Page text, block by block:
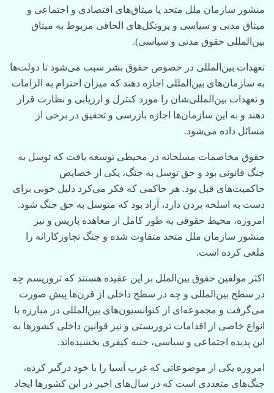
منشور سازمان ملل متحد یا میثاق‌های اقتصادی و اجتماعی و
میثاق مدنی و سیاسی و پروتکل‌های الحاقی مربوط به میثاق
بین‌المللی حقوق مدنی و سیاسی).
تعهدات بین‌المللی در خصوص حقوق بشر سبب می‌شود تا دولت‌ها
به سازمان‌های بین‌المللی اجازه دهند که میزان احترام به الزامات
و تعهدات بین‌المللی‌شان را مورد کنترل و ارزیابی و نظارت قرار
دهند و به این سازمان‌ها اجازه بازرسی و تحقیق در برخی از
مسائل داده می‌شود.
حقوق مخاصمات مسلحانه در محیطی توسعه یافت که توسل به
جنگ قانونی بود و حق توسل به جنگ، یکی از خصایص
حاکمیت‌های قبل بود. هر حاکمی که فکر می‌کرد دلیل خوبی برای
دست به اسلحه بردن دارد، آزاد بود که متوسل به حق جنگ شود.
امروزه، محیط حقوقی به طور کامل از معاهده پاریس و نیز
منشور سازمان ملل متحد متفاوت شده و جنگ تجاوزکارانه را
ملغی کرده است.
اکثر مولفین حقوق بین‌الملل بر این عقیده هستند که تروریسم چه
در سطح بین‌المللی و چه در سطح داخلی از قرن‌ها پیش صورت
می‌گرفت و مجموعه‌ای از کنوانسیون‌های بین‌المللی در مبارزه با
انواع خاصی از اقدامات تروریستی و نیز قوانین داخلی کشورها به
این پدیده اجتماعی و سیاسی، جنبه کیفری بخشیده‌اند.
امروزه یکی از موضوعاتی که غرب آسیا را با خود درگیر کرده،
جنگ‌های متعددی است که در سال‌های اخیر در این کشورها ایجاد